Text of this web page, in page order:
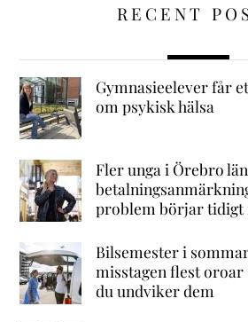
RECENT
Gymnasieelever får
om psykisk hälsa
Fler unga i Örebro
problem börjar tidigt
Bilsemester i
misstagen flest
du undviker dem